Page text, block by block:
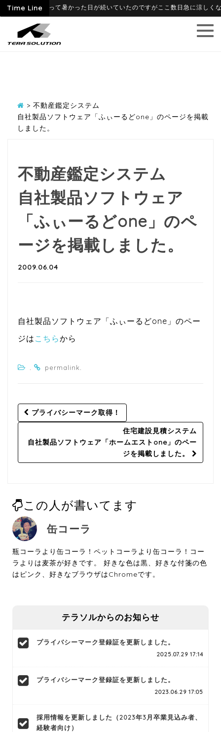
Time Line
09 6月に入って暑かった日が続いていたのですがここ数日急に涼しく
> 不動産鑑定システム
自社製品ソフトウェア「ふぃーるどone」のページを掲載
しました。
不動産鑑定システム
自社製品ソフトウェア
「ふぃーるどone」のペ
ージを掲載しました。
2009.06.04
自社製品ソフトウェア「ふぃーるどone」のペー
ジは こちらから
. permalink.
Post
navigation
プライバシーマーク取得！
住宅建設見積システム
自社製品ソフトウェア「ホームエストone」のペー
ジを掲載しました。
この人が書いてます
缶コーラ
瓶コーラより缶コーラ！ペットコーラより缶コーラ！コー
ラよりは麦茶が好きです。 好きな色は黒、好きな付箋の色
はピンク、好きなブラウザはChromeです。
テラソルからのお知らせ
プライバシーマーク登録証を更新しました。
2025.07.29 17:14
プライバシーマーク登録証を更新しました。
2023.06.29 17:05
採用情報を更新しました（2023年3月卒業見込み者、
経験者向け）